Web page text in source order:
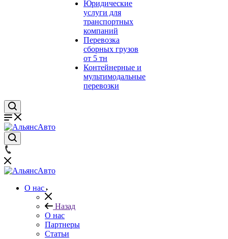
Юридические
услуги для
транспортных
компаний
Перевозка
сборных грузов
от 5 тн
Контейнерные и
мультимодальные
перевозки
О нас
Назад
О нас
Партнеры
Статьи